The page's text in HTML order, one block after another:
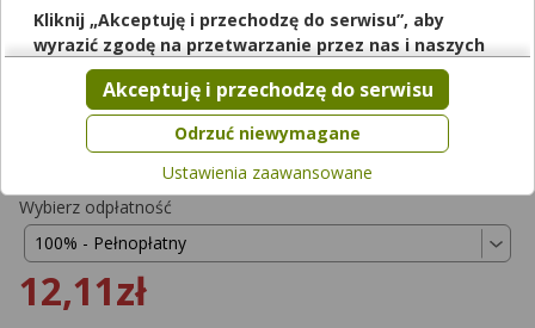
Spironol
tabletki powlekane|50 mg| 30 tabl.
lek na receptę|refundowany|65+|Dziecko
Rezerwuj
od 0,00 zł do 12,11 zł
Wybierz odpłatność
12,11zł
Kliknij „Akceptuję i przechodzę do serwisu”, aby
wyrazić zgodę na przetwarzanie przez nas i naszych
partnerów Twoich danych w powyższych celach.
Pamiętaj, że wyrażenie zgody jest dobrowolne, a wyrażoną
zgodę możesz w każdej chwili cofnąć, możesz też wycofać
zgodę na przetwarzanie Twoich danych tylko w niektórych
celach. Jeżeli chcesz dowiedzieć się więcej lub chcesz
przeprowadzić konfigurację szczegółową, to możesz tego
dokonać za pomocą „Ustawień zaawansowanych”.
Więcej informacji na temat wykorzystywania narzędzi
zewnętrznych w naszym serwisie znajdziesz w
Serwisu
Odrzuć niewymagane
Akceptuję i przechodzę do serwisu
Ustawienia zaawansowane